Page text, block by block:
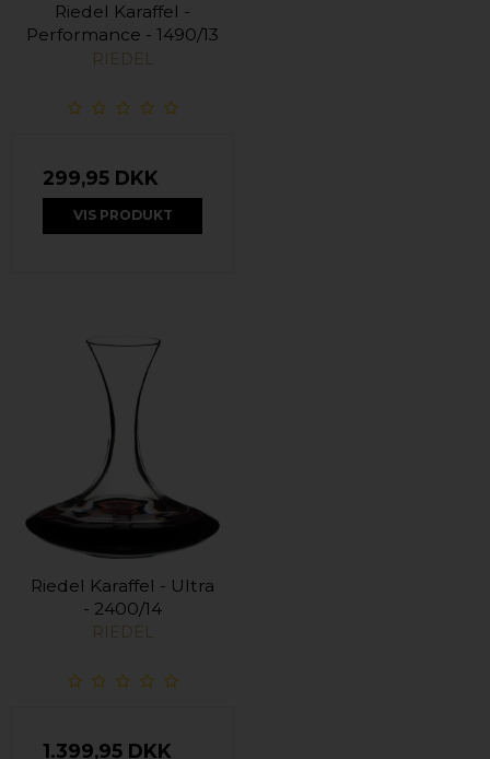
Riedel Karaffel -
Performance - 1490/13
RIEDEL
299,95 DKK
VIS PRODUKT
Riedel Karaffel - Ultra
- 2400/14
RIEDEL
1.399,95 DKK